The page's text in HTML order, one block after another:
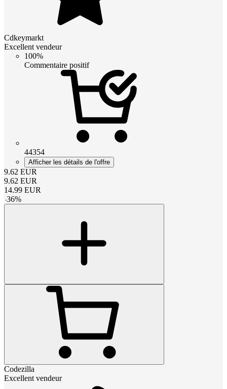
Cdkeymarkt
Excellent vendeur
100%
Commentaire positif
44354
Afficher les détails de l'offre
9.62 EUR
9.62 EUR
14.99 EUR
-36%
Codezilla
Excellent vendeur